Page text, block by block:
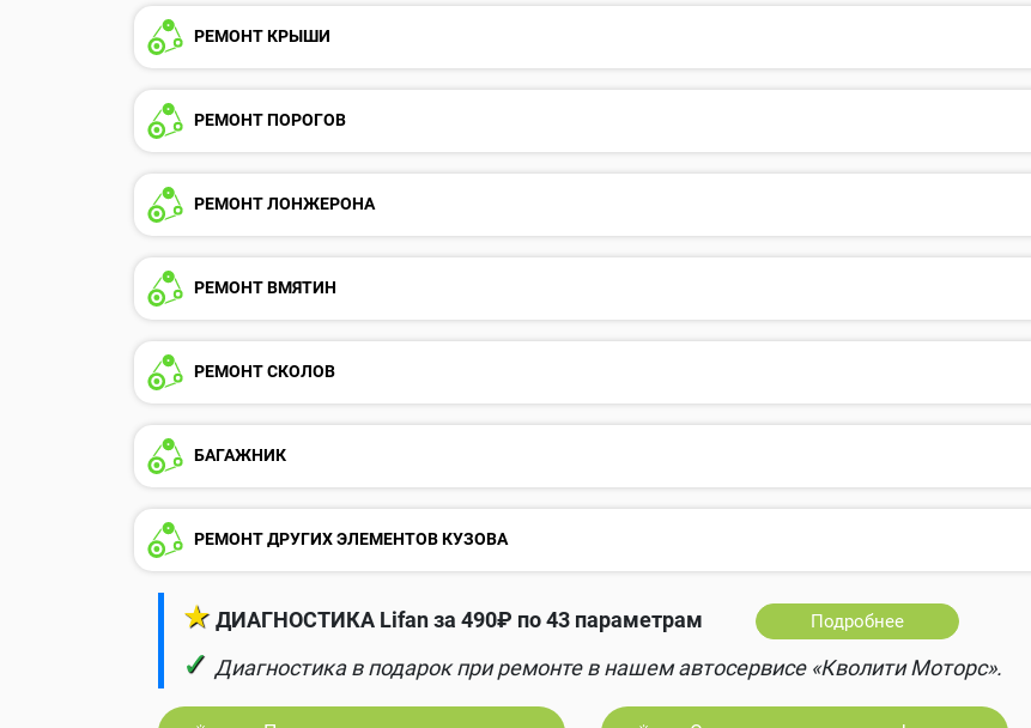
РЕМОНТ КРЫШИ
РЕМОНТ ПОРОГОВ
РЕМОНТ ЛОНЖЕРОНА
РЕМОНТ ВМЯТИН
РЕМОНТ СКОЛОВ
БАГАЖНИК
РЕМОНТ ДРУГИХ ЭЛЕМЕНТОВ КУЗОВА
★ ДИАГНОСТИКА Lifan за 490₽ по 43 параметрам Подробнее
✓ Диагностика в подарок при ремонте в нашем автосервисе «Кволити Моторс».